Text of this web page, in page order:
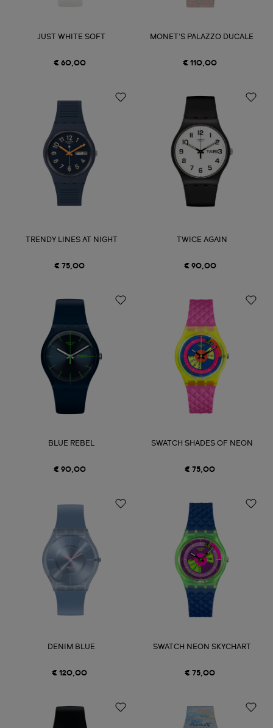
JUST WHITE SOFT
€ 60,00
MONET'S PALAZZO DUCALE
€ 110,00
TRENDY LINES AT NIGHT
€ 75,00
TWICE AGAIN
€ 90,00
BLUE REBEL
€ 90,00
SWATCH SHADES OF NEON
€ 75,00
DENIM BLUE
€ 120,00
SWATCH NEON SKYCHART
€ 75,00